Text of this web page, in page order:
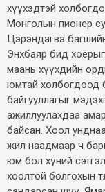
хүүхэдтэй
Монголын пионер
Цэрэндагва
Энхбаяр бид хоёрыг
маань хүүхдийн
юмтай холбогдоод
байгууллагыг
ажиллуулахдаа
байсан. Хоол
жил наадмаар ч
юм бол хүний сэтгэл
хоолтой болгохын